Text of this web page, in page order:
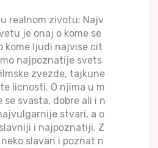
realnom zivotu: Najv
je onaj o kome se
kome ljudi najvise cit
najpoznatije svets
zvezde, tajkune
licnosti. O njima u m
se svasta, dobre ali i n
stvari, a o
i najpoznatiji. Z
slavan i poznat n